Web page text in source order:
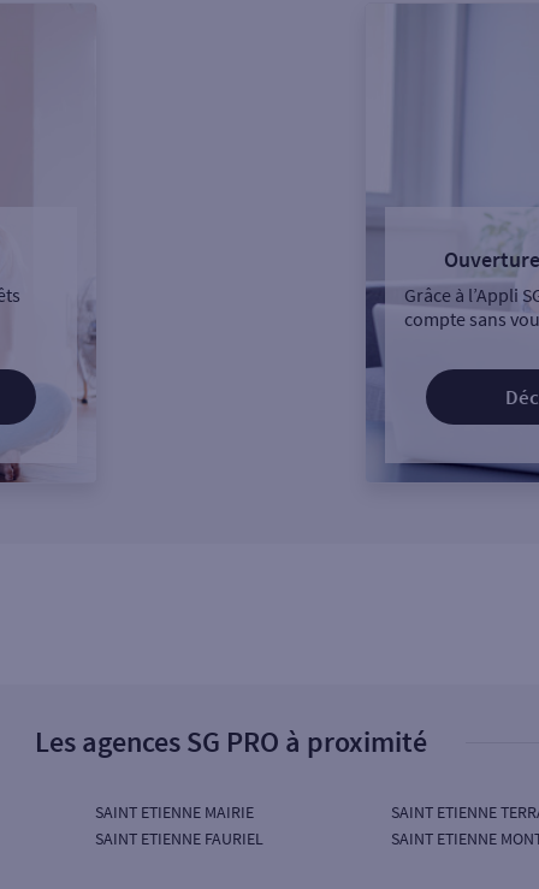
Grâce à l’Appli
compte sans
Les agences SG PRO à proximité
SAINT ETIENNE MAIRIE
SAINT ETIENNE FAURIEL
SAINT ETIENNE
SAINT ETIENNE